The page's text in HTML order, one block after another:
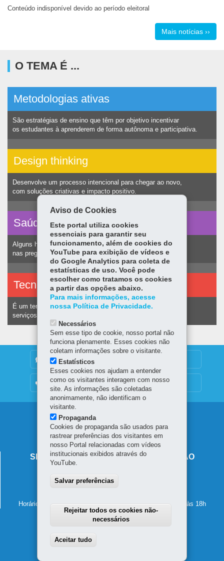
Conteúdo indisponível devido ao período eleitoral
Mais notícias ››
O TEMA É ...
Metodologias ativas
São estratégias de ensino que têm por objetivo incentivar
os estudantes à aprenderem de forma autônoma e participativa.
Design thinking
Desenvolve um processo intencional para chegar ao novo,
com soluções criativas e impacto positivo.
Saúde vocal
Alguns hábitos humanos podem ocasionar nódulos
nas pregas vocais e consequentemente alteração na voz.
Tecnologias assistivas
É um termo utilizado para identificar recursos e
serviços voltados a pessoas com deficiência.
DENUNCIE CORRUPÇÃO
OUVIDORIA
Navegação
principal
SECRETARIA DE ESTADO DA EDUCAÇÃO
80610-011-Curitiba
Horário de atendimento: de segunda a sexta-feira, das 8h às 18h
Aviso de Cookies
Este portal utiliza cookies
essenciais para garantir seu
funcionamento, além de cookies do
YouTube para exibição de vídeos e
do Google Analytics para coleta de
estatísticas de uso. Você pode
escolher como tratamos os cookies
a partir das opções abaixo.
Para mais informações, acesse
nossa Política de Privacidade.
Necessários
Sem esse tipo de cookie, nosso portal não
funciona plenamente. Esses cookies não
coletam informações sobre o visitante.
Estatísticos
Esses cookies nos ajudam a entender
como os visitantes interagem com nosso
site. As informações são coletadas
anonimamente, não identificam o
visitante.
Propaganda
Cookies de propaganda são usados para
rastrear preferências dos visitantes em
nosso Portal relacionadas com vídeos
institucionais exibidos através do
YouTube.
Salvar preferências
Rejeitar todos os cookies não-
necessários
Aceitar tudo